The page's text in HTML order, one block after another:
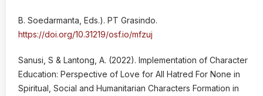
B. Soedarmanta, Eds.). PT Grasindo.
https://doi.org/10.31219/osf.io/mfzuj
Sanusi, S & Lantong, A. (2022). Implementation of Character
Education: Perspective of Love for All Hatred For None in
Spiritual, Social and Humanitarian Characters Formation in